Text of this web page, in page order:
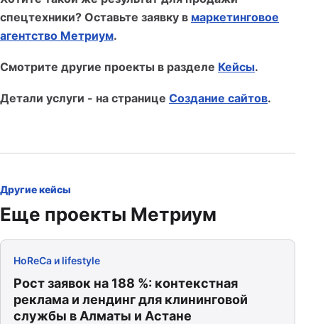
спецтехники? Оставьте заявку в маркетинговое
агентство Метриум.
Смотрите другие проекты в разделе Кейсы.
Детали услуги - на странице Создание сайтов.
Другие кейсы
Еще проекты Метриум
HoReCa и lifestyle
Рост заявок на 188 %: контекстная
реклама и лендинг для клининговой
службы в Алматы и Астане